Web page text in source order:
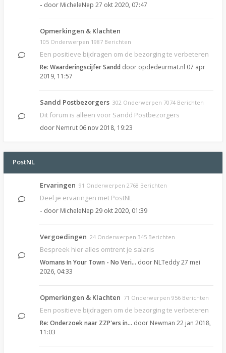
- door MicheleNep 27 okt 2020, 07:47
Opmerkingen & Klachten
105 Onderwerpen 1987 Berichten
Een positieve bijdragen om de bezorging te verbeteren
Re: Waarderingscijfer Sandd door opdedeurmat.nl 07 apr
2019, 11:57
Sandd Postbezorgers 302 Onderwerpen 7074 Berichten
Dit forum is alleen voor Sandd Postbezorgers
door Nemrut 06 nov 2018, 19:23
PostNL
Ervaringen 91 Onderwerpen 2768 Berichten
Deel je ervaringen met PostNL
- door MicheleNep 29 okt 2020, 01:39
Vergoedingen 24 Onderwerpen 345 Berichten
Bespreek hier alles omtrent je salaris
Womans In Your Town - No Veri… door NLTeddy27 mei
2026, 04:33
Opmerkingen & Klachten 71 Onderwerpen 956 Berichten
Een positieve bijdragen om de bezorging te verbeteren
Re: Onderzoek naar ZZP'ers in… door Newman 22 jan 2018,
11:03